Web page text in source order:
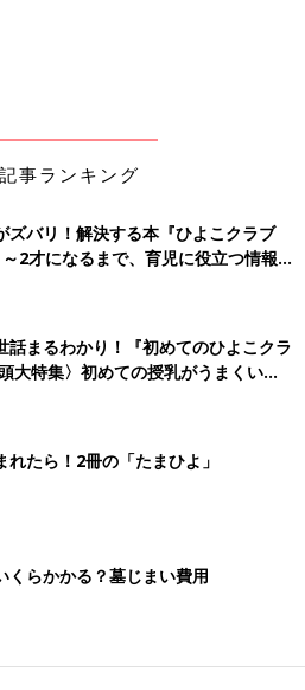
事ランキング
ズバリ！解決する本『ひよこクラブ
2才になるまで、育児に役立つ情報が
話まるわかり！『初めてのひよこクラ
大特集〉初めての授乳がうまくい
ミルクの基本と夏のトラブル 解決テ
れたら！2冊の「たまひよ」
くらかかる？墓じまい費用